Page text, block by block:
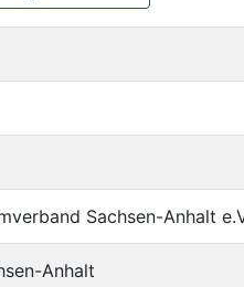
Sachsen-Anhalt
Anhalt